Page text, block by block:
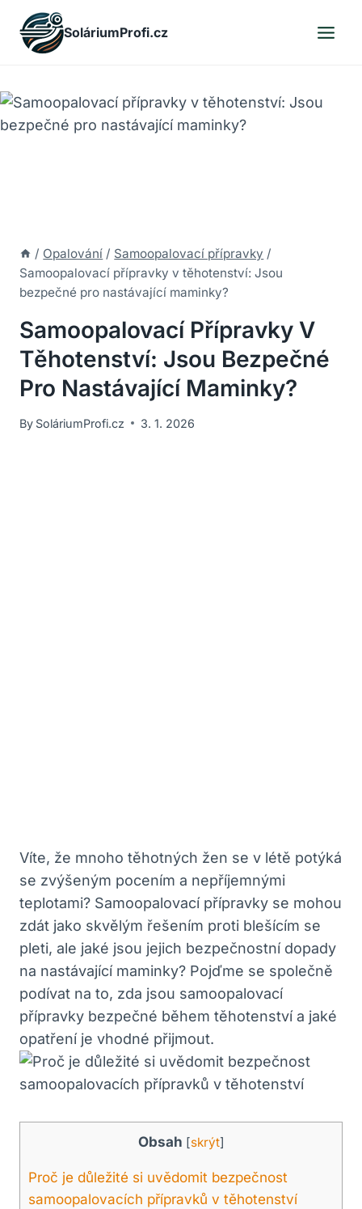
content
SoláriumProfi.cz
/ Opalování / Samoopalovací přípravky /
Samoopalovací přípravky v těhotenství: Jsou
bezpečné pro nastávající maminky?
Samoopalovací Přípravky V
Těhotenství: Jsou Bezpečné
Pro Nastávající Maminky?
By SoláriumProfi.cz 3. 1. 2026
Víte, že mnoho těhotných žen se v létě potýká
se zvýšeným pocením a nepříjemnými
teplotami? Samoopalovací přípravky se mohou
zdát jako skvělým řešením proti blešícím se
pleti, ale jaké jsou jejich bezpečnostní dopady
na nastávající maminky? Pojďme se společně
podívat na to, zda jsou samoopalovací
přípravky bezpečné během těhotenství a jaké
opatření je vhodné přijmout.
Obsah [skrýt]
Proč je důležité si uvědomit bezpečnost
samoopalovacích přípravků v těhotenství